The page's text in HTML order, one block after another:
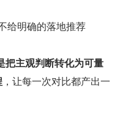
给明确的落地推荐
把主观判断转化为可量
，让每一次对比都产出一